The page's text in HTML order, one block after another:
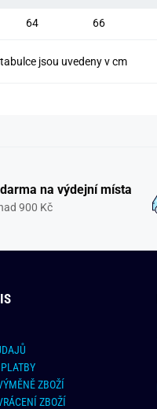
64 66
jsou uvedeny v cm
na výdejní místa
900 Kč
ZBOŽÍ
ZBOŽÍ